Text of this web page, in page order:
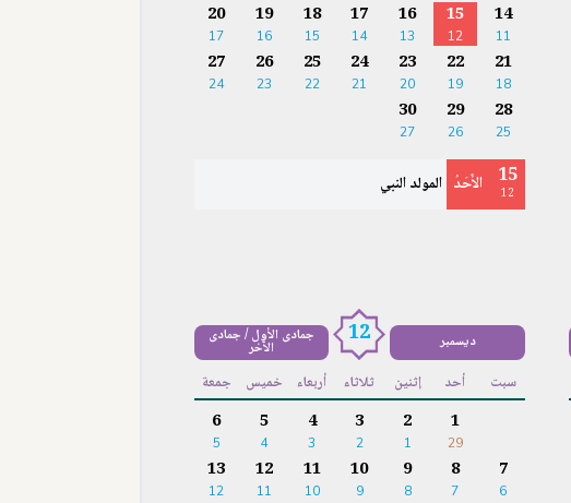
14
11
15
12
16
13
17
14
18
15
19
16
20
17
21
18
22
19
23
20
24
21
25
22
26
23
27
24
28
25
29
26
30
27
15
12 الأَحَدُ المولد النبي
ديسمبر 12 جمادى الأول / جمادى
الآخر
سبت أحد إثنين ثلاثاء أربعاء خميس جمعة
1
29
2
1
3
2
4
3
5
4
6
5
7
6
8
7
9
8
10
9
11
10
12
11
13
12